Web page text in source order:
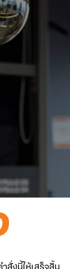
สั่งนี้ให้เสร็จสิ้น